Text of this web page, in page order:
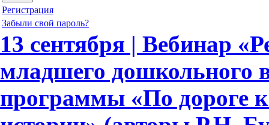
Регистрация
Забыли свой пароль?
13 сентября | Вебинар
младшего дошкольного
программы «По дороге